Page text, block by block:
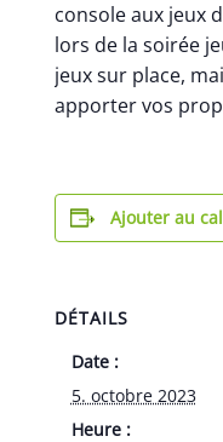
console aux jeux
lors de la soirée
jeux sur place,
apporter vos
Ajouter au
DÉTAILS
Date :
5. octobre 2023
Heure :